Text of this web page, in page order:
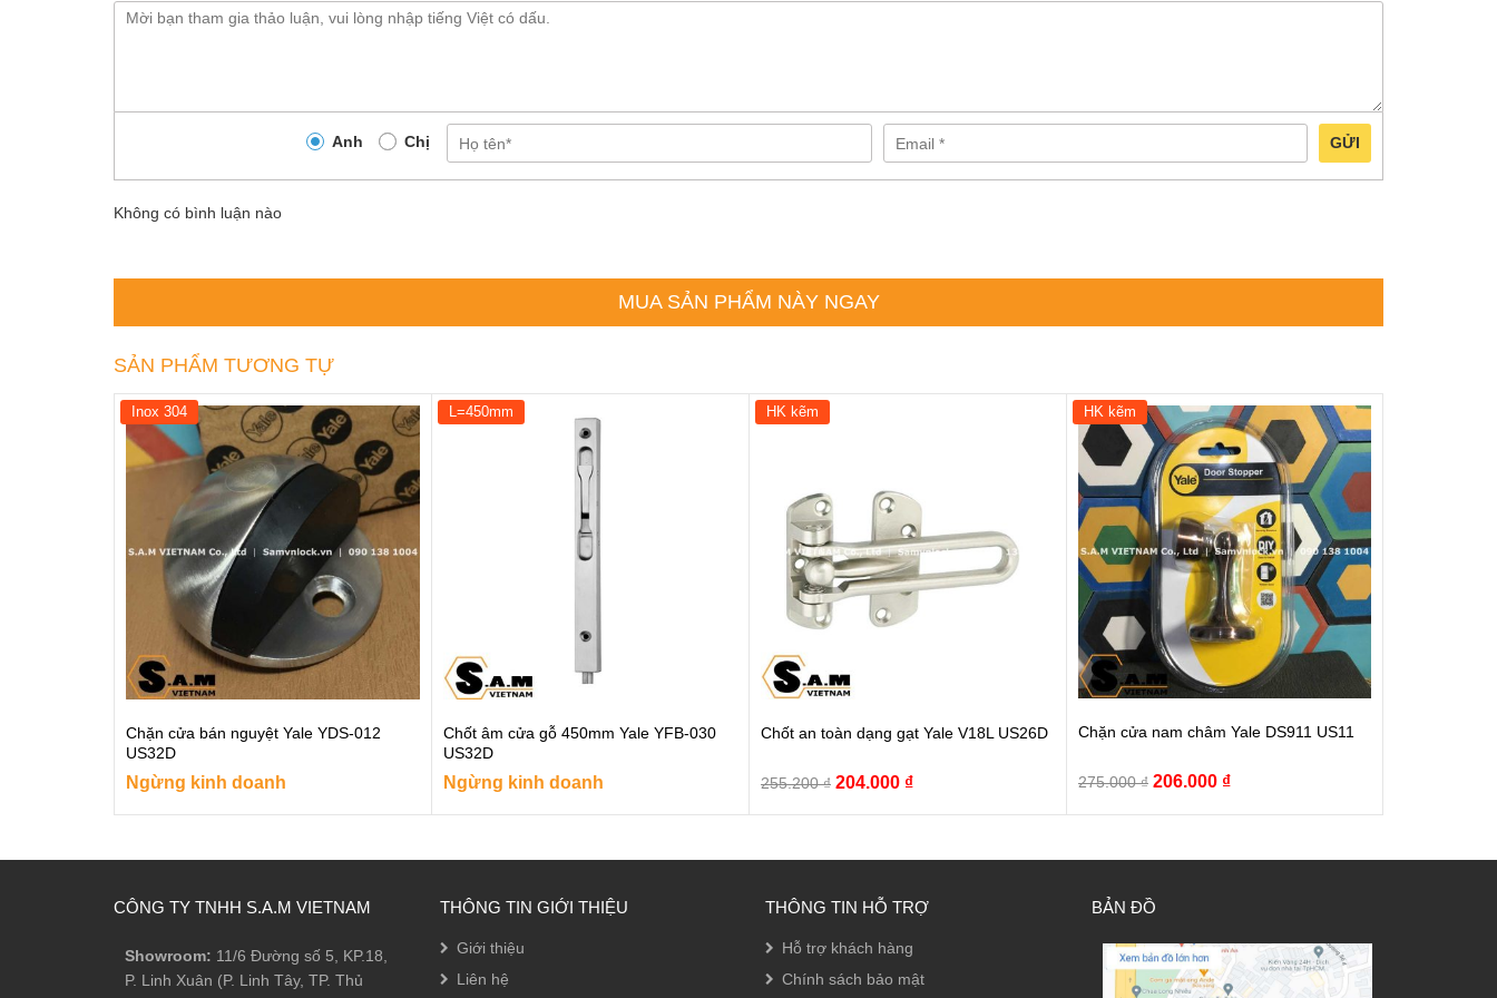
Anh Chị GỬI
Không có bình luận nào
MUA SẢN PHẨM NÀY NGAY
SẢN PHẨM TƯƠNG TỰ
Inox 304
Chặn cửa bán nguyệt Yale YDS-012
US32D
Ngừng kinh doanh
L=450mm
Chốt âm cửa gỗ 450mm Yale YFB-030
US32D
Ngừng kinh doanh
HK kẽm
Chốt an toàn dạng gạt Yale V18L US26D
255.200₫ Giá
204.000 ₫Giá
HK kẽm
Chặn cửa nam châm Yale DS911 US11
275.000₫ Giá
206.000 ₫Giá
CÔNG TY TNHH S.A.M VIETNAM
Showroom: 11/6 Đường số 5, KP.18,
P. Linh Xuân (P. Linh Tây, TP. Thủ
THÔNG TIN GIỚI THIỆU
Giới thiệu
Liên hệ
THÔNG TIN HỖ TRỢ
Hỗ trợ khách hàng
Chính sách bảo mật
BẢN ĐỒ